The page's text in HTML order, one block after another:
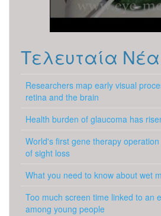
Τελευταία Νέα
Researchers map early visual
retina and the brain
Health burden of glaucoma has
World's first gene therapy
of sight loss
What you need to know about wet
Too much screen time linked to an
among young people